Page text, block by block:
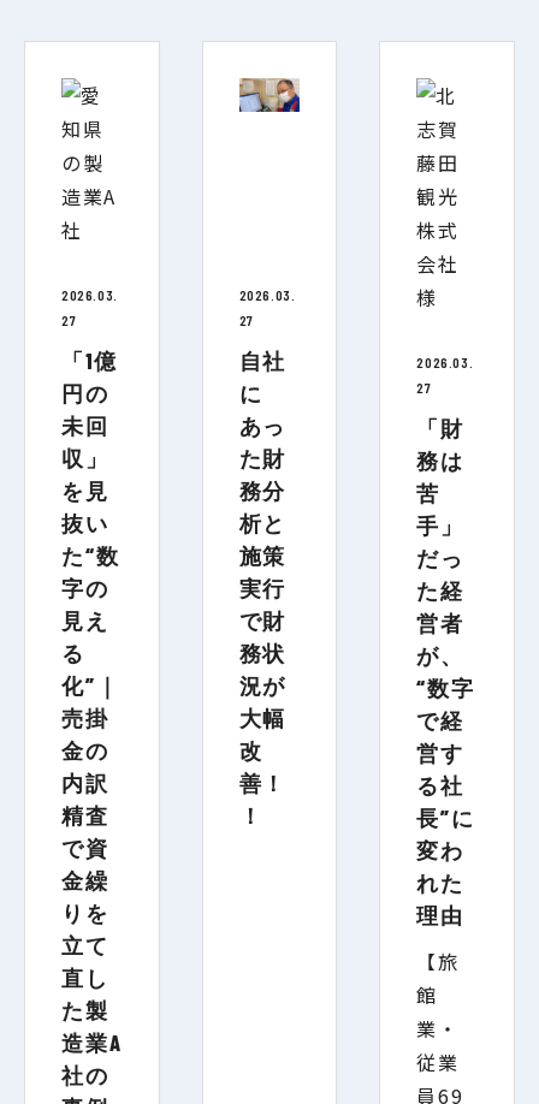
2026.03.
27
「1億
円の
未回
収」
を見
抜い
た“数
字の
見え
る
化”｜
売掛
金の
内訳
精査
で資
金繰
りを
立て
直し
た製
造業A
社の
2026.03.
27
自社
に
あっ
た財
務分
析と
施策
実行
で財
務状
況が
大幅
改
善！
！
2026.03.
27
「財
務は
苦
手」
だっ
た経
営者
が、
“数字
で経
営す
る社
長”に
変わ
れた
理由
【旅
館
業・
従業
員69